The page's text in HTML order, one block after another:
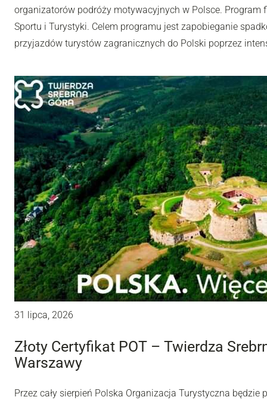
organizatorów podróży motywacyjnych w Polsce.
Sportu i Turystyki. Celem programu jest zapobieganie
przyjazdów turystów zagranicznych do Polski poprzez
31 lipca, 2026
Złoty Certyfikat POT – Twierdza
Warszawy
Przez cały sierpień Polska Organizacja Turystyczna